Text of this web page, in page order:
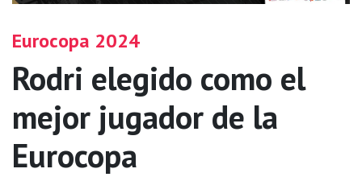
Eurocopa 2024
Rodri elegido como el
mejor jugador de la
Eurocopa